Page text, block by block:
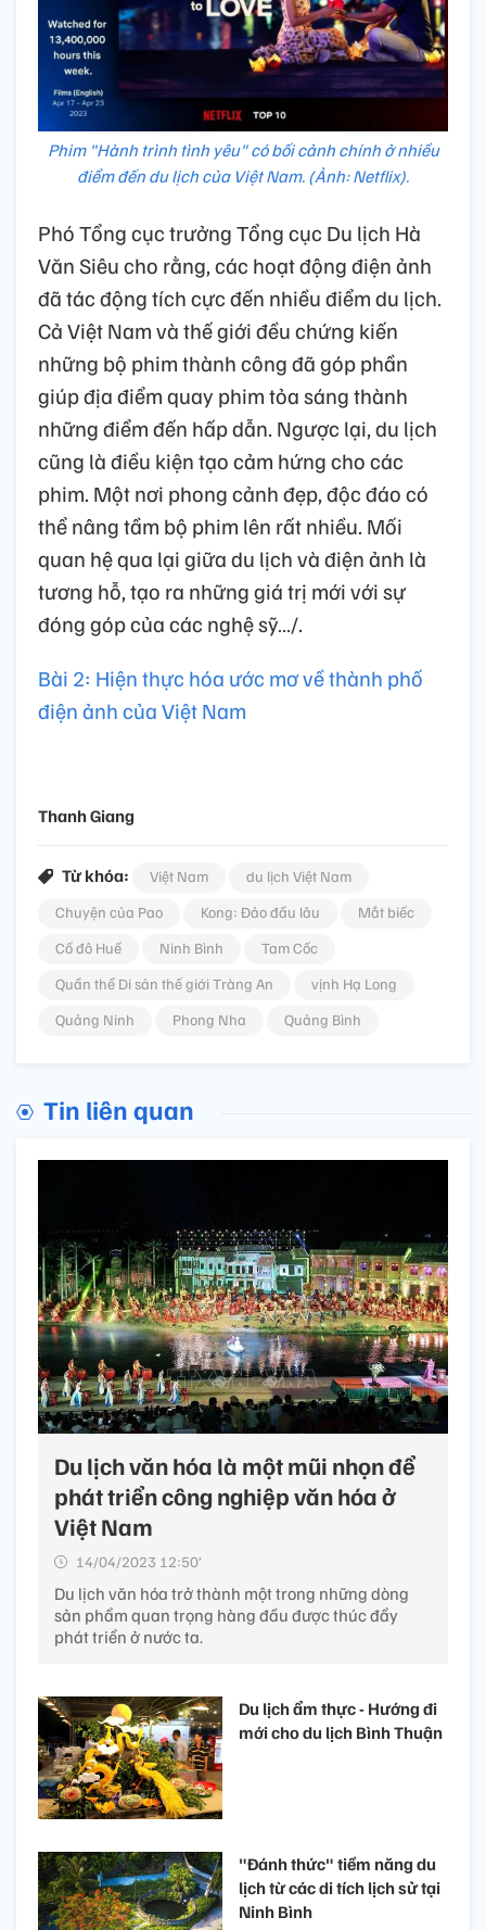
Phim "Hành trình tình yêu" có bối cảnh chính ở nhiều
điểm đến du lịch của Việt Nam. (Ảnh: Netflix).
Phó Tổng cục trưởng Tổng cục Du lịch Hà
Văn Siêu cho rằng, các hoạt động điện ảnh
đã tác động tích cực đến nhiều điểm du lịch.
Cả Việt Nam và thế giới đều chứng kiến
những bộ phim thành công đã góp phần
giúp địa điểm quay phim tỏa sáng thành
những điểm đến hấp dẫn. Ngược lại, du lịch
cũng là điều kiện tạo cảm hứng cho các
phim. Một nơi phong cảnh đẹp, độc đáo có
thể nâng tầm bộ phim lên rất nhiều. Mối
quan hệ qua lại giữa du lịch và điện ảnh là
tương hỗ, tạo ra những giá trị mới với sự
đóng góp của các nghệ sỹ…/.
Bài 2: Hiện thực hóa ước mơ về thành phố
điện ảnh của Việt Nam
Thanh Giang
Từ khóa: Việt Nam
du lịch Việt Nam
Chuyện của Pao
Kong: Đảo đầu lâu
Mắt biếc
Cố đô Huế
Ninh Bình
Tam Cốc
Quần thể Di sản thế giới Tràng An
vịnh Hạ Long
Quảng Ninh
Phong Nha Quảng Bình
Tin liên quan
Du lịch văn hóa là một mũi nhọn để
phát triển công nghiệp văn hóa ở
Việt Nam
14/04/2023 12:50’
Du lịch văn hóa trở thành một trong những dòng
sản phẩm quan trọng hàng đầu được thúc đẩy
phát triển ở nước ta.
Du lịch ẩm thực - Hướng đi
mới cho du lịch Bình Thuận
"Đánh thức" tiềm năng du
lịch từ các di tích lịch sử tại
Ninh Bình